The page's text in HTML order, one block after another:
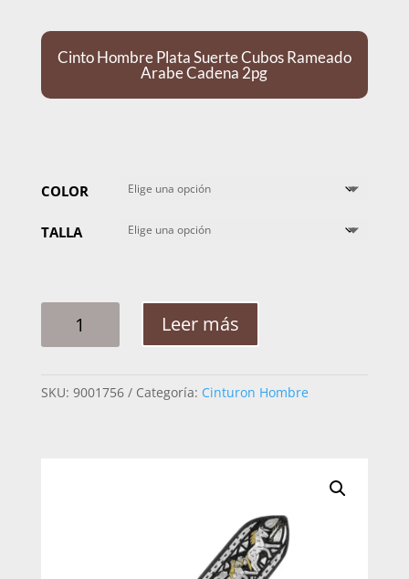
Cinto Hombre Plata Suerte Cubos Rameado
Arabe Cadena 2pg
COLOR
TALLA
HOMBRE
CUBOS
Leer más
SKU: 9001756 Categoría: Cinturon Hombre